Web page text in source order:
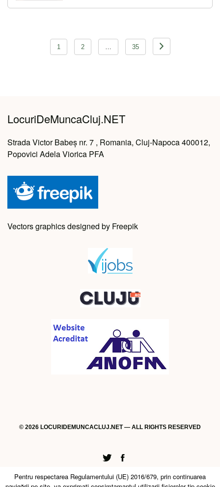
Navigare1 2 … 35
LocuriDeMuncaCluj.NET
Strada Victor Babeș nr. 7 , Romania, Cluj-Napoca 400012,
Popovici Adela Viorica PFA
Vectors graphics designed by Freepik
© 2026 LOCURIDEMUNCACLUJ.NET — ALL RIGHTS RESERVED
Twitter
Facebook
Pentru respectarea Regulamentului (UE) 2016/679, prin continuarea